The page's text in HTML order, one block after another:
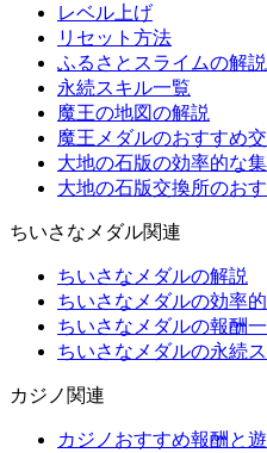
レベル上げ
リセット方法
ふるさとスライムの解説
永続スキル一覧
魔王の地図の解説
魔王メダルのおすすめ
大地の石版の効率的な
大地の石版交換所のお
ちいさなメダル関連
ちいさなメダルの解説
ちいさなメダルの効率
ちいさなメダルの報酬
ちいさなメダルの永続
カジノ関連
カジノおすすめ報酬と